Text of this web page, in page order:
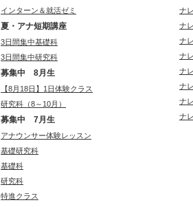
インターン＆就活ゼミ
夏・アナ短期講座
3日間集中基礎科
3日間集中研究科
募集中 8月生
【8月18日】1日体験クラス
研究科（8～10月）
募集中 7月生
アナウンサー体験レッスン
基礎研究科
基礎科
研究科
特進クラス
ナ
ナ
ナ
ナ
ナ
ナ
ナ
ナ